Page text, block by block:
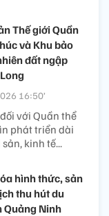
Thế giới Quần
và Khu bảo
đất ngập
16:50’
với Quần thể
phát triển dài
kinh tế...
hình thức, sản
thu hút du
Quảng Ninh